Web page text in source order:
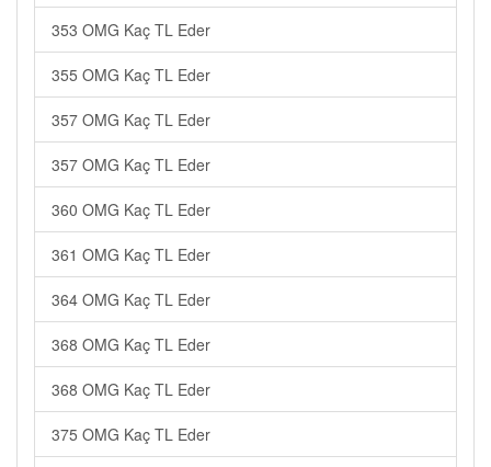
353 OMG Kaç TL Eder
355 OMG Kaç TL Eder
357 OMG Kaç TL Eder
357 OMG Kaç TL Eder
360 OMG Kaç TL Eder
361 OMG Kaç TL Eder
364 OMG Kaç TL Eder
368 OMG Kaç TL Eder
368 OMG Kaç TL Eder
375 OMG Kaç TL Eder